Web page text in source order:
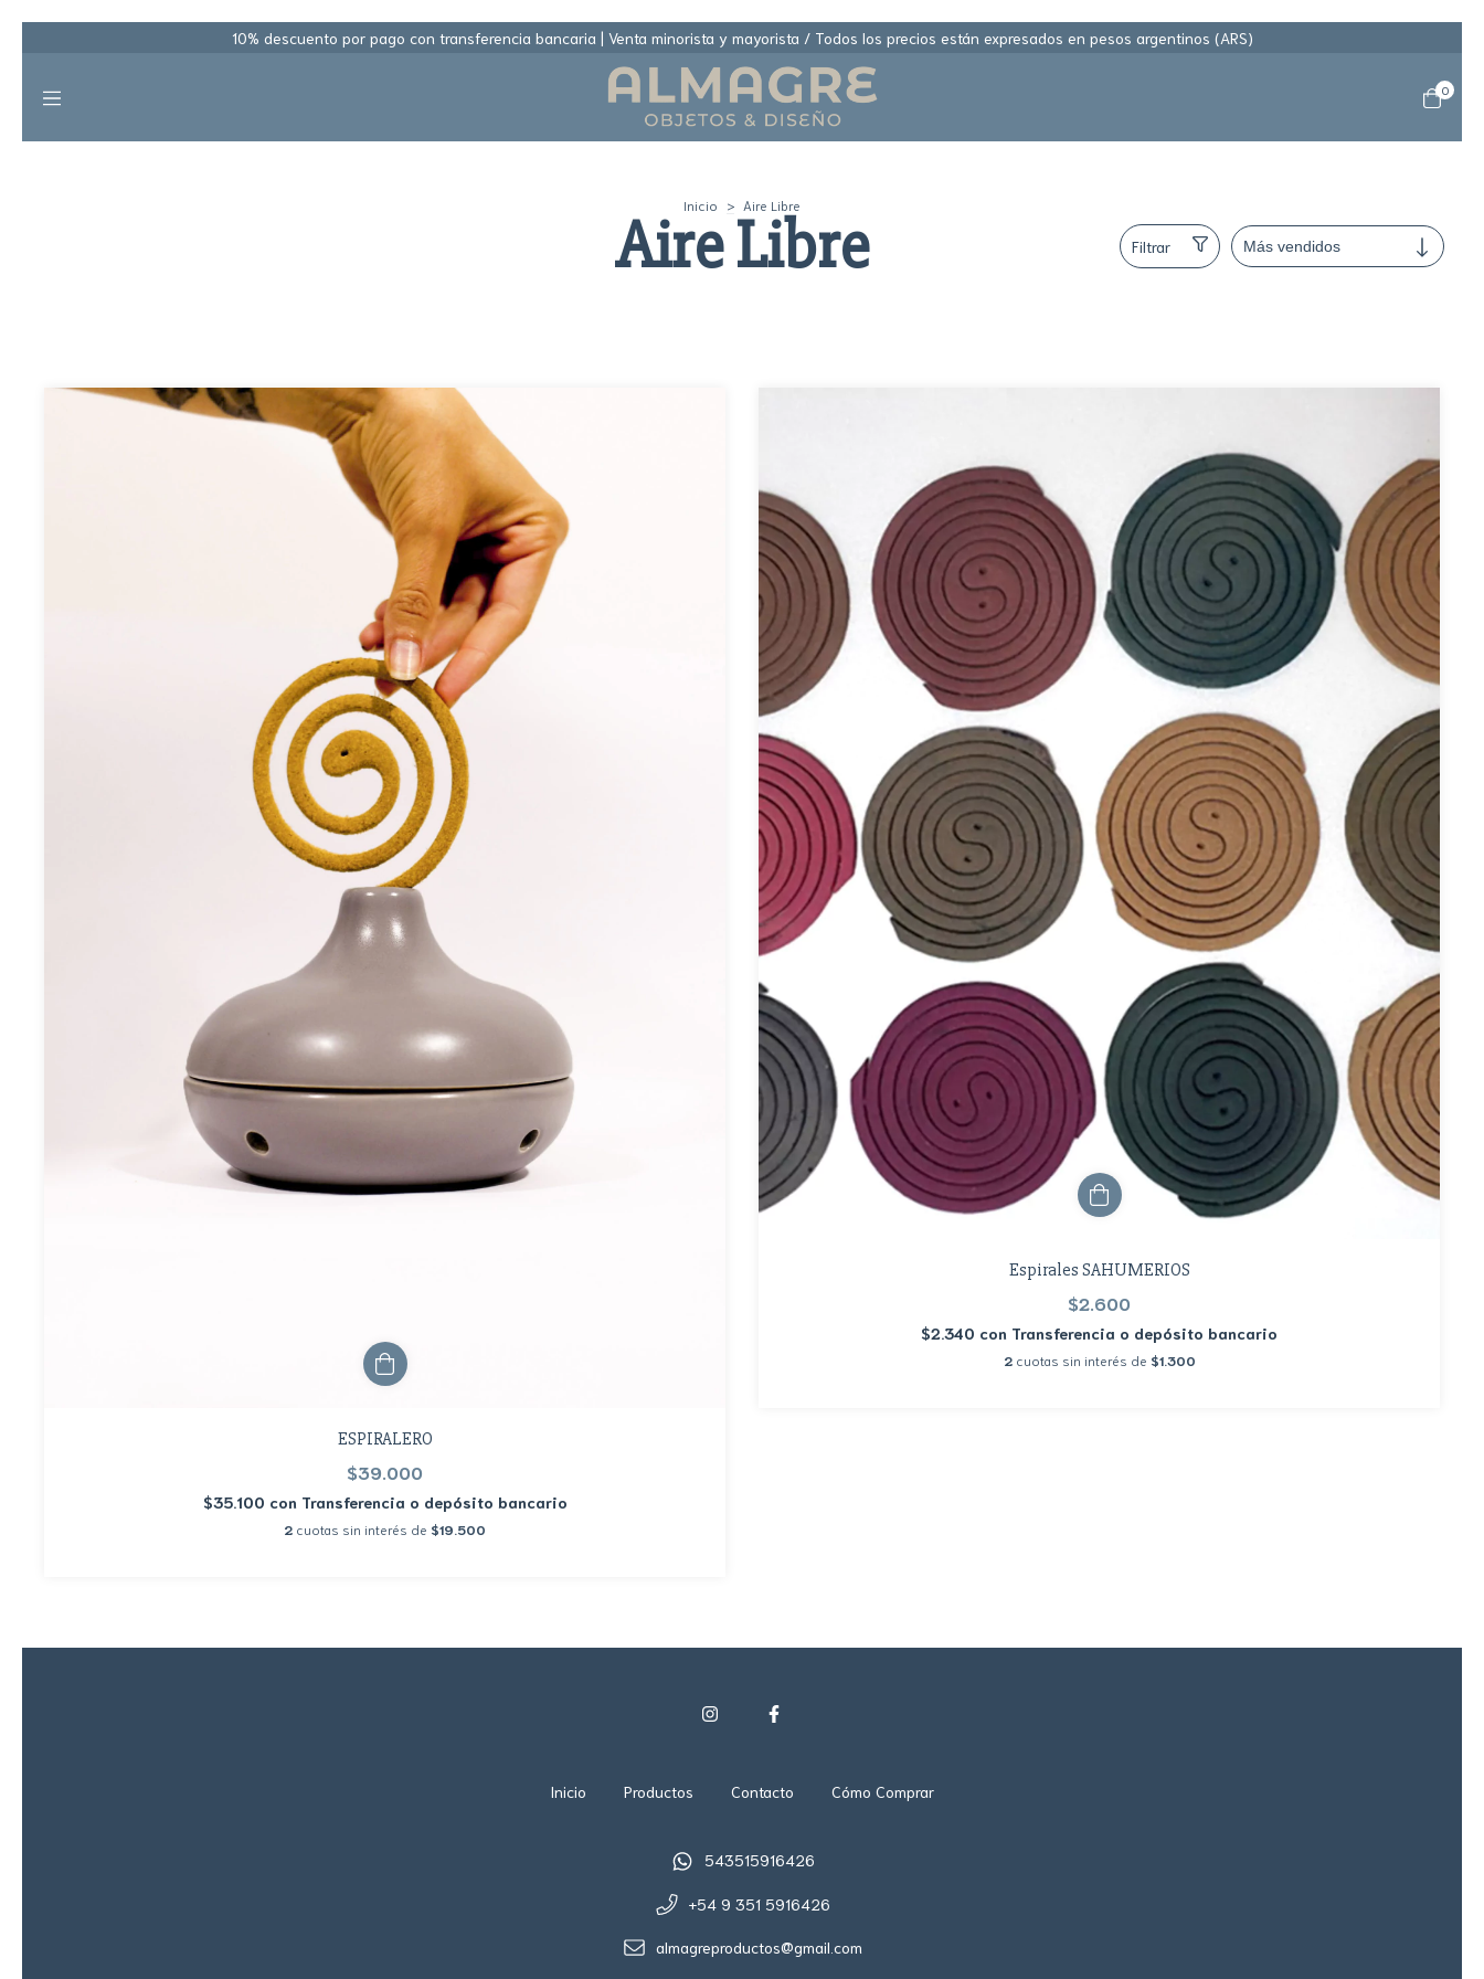
10% descuento por pago con transferencia bancaria | Venta minorista y mayorista / Todos los precios están expresados en pesos argentinos (ARS)
0
Inicio > Aire Libre
Aire Libre Filtrar
ESPIRALERO
$39.000
$35.100 con Transferencia o depósito bancario
2 cuotas sin interés de $19.500
Espirales SAHUMERIOS
$2.600
$2.340 con Transferencia o depósito bancario
2 cuotas sin interés de $1.300
Inicio Productos Contacto Cómo Comprar
543515916426
+54 9 351 5916426
almagreproductos@gmail.com